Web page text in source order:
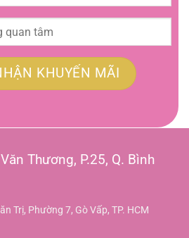
Thương, P.25, Q. Bình
Trị, Phường 7, Gò Vấp, TP. HCM